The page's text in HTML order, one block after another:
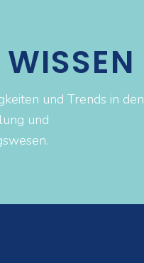
und Trends in den
und